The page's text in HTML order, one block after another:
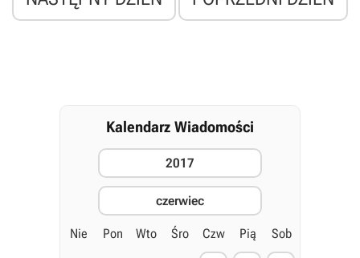
Kalendarz Wiadomości
2017
czerwiec
Nie Pon Wto Śro Czw Pią Sob